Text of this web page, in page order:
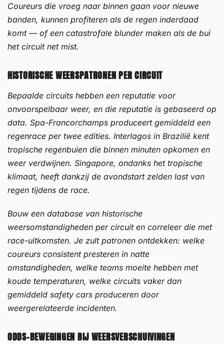
Coureurs die vroeg naar binnen gaan voor nieuwe
banden, kunnen profiteren als de regen inderdaad
komt — of een catastrofale blunder maken als de bui
het circuit net mist.
HISTORISCHE WEERSPATRONEN PER CIRCUIT
Bepaalde circuits hebben een reputatie voor
onvoorspelbaar weer, en die reputatie is gebaseerd op
data. Spa-Francorchamps produceert gemiddeld een
regenrace per twee edities. Interlagos in Brazilië kent
tropische regenbuien die binnen minuten opkomen en
weer verdwijnen. Singapore, ondanks het tropische
klimaat, heeft dankzij de avondstart zelden last van
regen tijdens de race.
Bouw een database van historische
weersomstandigheden per circuit en correleer die met
race-uitkomsten. Je zult patronen ontdekken: welke
coureurs consistent presteren in natte
omstandigheden, welke teams moeite hebben met
koude temperaturen, welke circuits vaker dan
gemiddeld safety cars produceren door
weergerelateerde incidenten.
ODDS-BEWEGINGEN BIJ WEERSVERSCHUIVINGEN